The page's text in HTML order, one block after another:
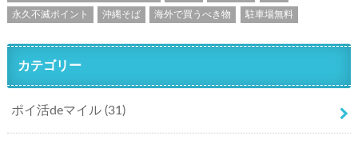
永久不滅ポイント 沖縄そば 海外で買うべき物 駐車場無料
カテゴリー
ポイ活deマイル (31)